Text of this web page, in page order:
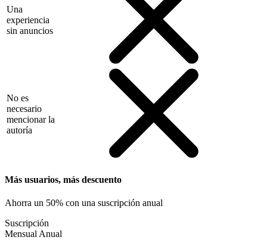
Una
experiencia
sin anuncios
No es
necesario
mencionar la
autoría
Más usuarios, más descuento
Ahorra un 50% con una suscripción anual
Suscripción
Mensual Anual